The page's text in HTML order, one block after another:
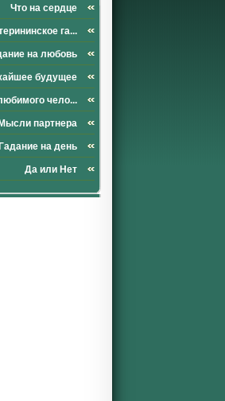
Что на сердце
га...
на любовь
будущее
чело...
Мысли партнера
Гадание на день
Да или Нет